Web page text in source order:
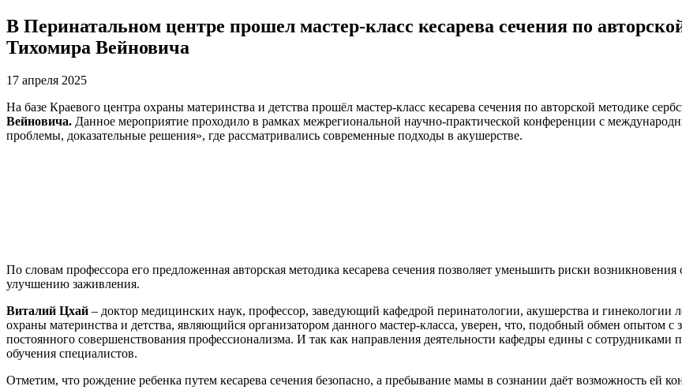
В Перинатальном центре прошел мастер-класс кесарева сечения по
Тихомира Вейновича
17 апреля 2025
На базе Краевого центра охраны материнства и детства прошёл мастер-класс кесарева сечения по авторской методике
Вейновича. Данное мероприятие проходило в рамках межрегиональной научно-практической конференции с
проблемы, доказательные решения», где рассматривались современные подходы в акушерстве.
По словам профессора его предложенная авторская методика кесарева сечения позволяет уменьшить риски
улучшению заживления.
Виталий Цхай – доктор медицинских наук, профессор, заведующий кафедрой перинатологии, акушерства и гинекологии
охраны материнства и детства, являющийся организатором данного мастер-класса, уверен, что, подобный обмен опытом
постоянного совершенствования профессионализма. И так как направления деятельности кафедры едины с
обучения специалистов.
Отметим, что рождение ребенка путем кесарева сечения безопасно, а пребывание мамы в сознании даёт возможность ей